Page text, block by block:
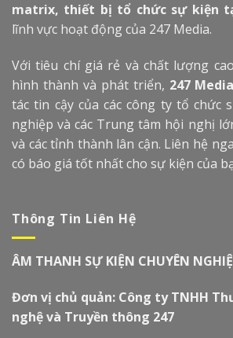
matrix, thiết bị tổ chức sự kiện
lĩnh vực hoạt động của 247 Media.
Với tiêu chí giá rẻ và chất lượng
hình thành và phát triển, 247 Media
tác tin cậy của các công ty tổ chức
nghiệp và các Trung tâm hội nghị
và các tỉnh thành lân cận. Liên hệ
có báo giá tốt nhất cho sự kiện của
Thông Tin Liên Hệ
ÂM THANH SỰ KIỆN CHUYÊN
Đơn vị chủ quản: Công ty TNHH
nghệ và Truyền thông 247